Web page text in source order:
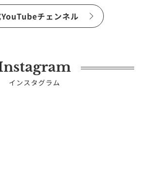
チェンネル
インスタグラム